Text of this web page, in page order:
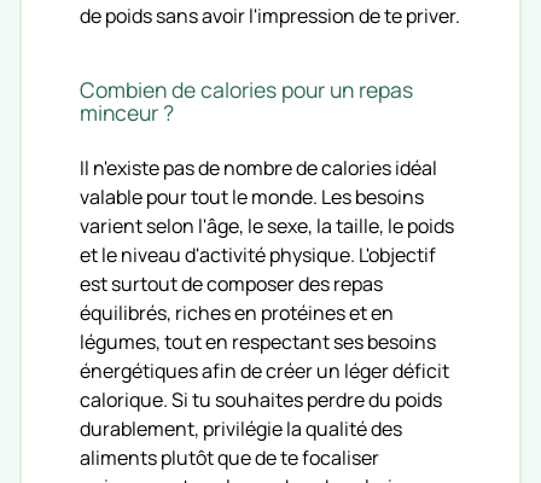
de poids sans avoir l'impression de te priver.
Combien de calories pour un repas
minceur ?
Il n'existe pas de nombre de calories idéal
valable pour tout le monde. Les besoins
varient selon l'âge, le sexe, la taille, le poids
et le niveau d'activité physique. L'objectif
est surtout de composer des repas
équilibrés, riches en protéines et en
légumes, tout en respectant ses besoins
énergétiques afin de créer un léger déficit
calorique. Si tu souhaites perdre du poids
durablement, privilégie la qualité des
aliments plutôt que de te focaliser